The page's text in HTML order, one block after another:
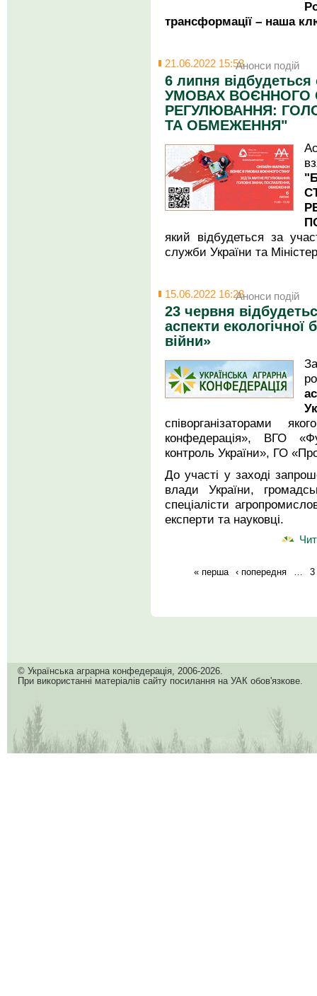
трансформації – наша
21.06.2022 15:53Анонси подій
6 липня
УМОВАХ ВОЄННОГО
РЕГУЛЮВАННЯ:
ТА ОБМЕЖЕННЯ"
який відбудеться за
служби України та
15.06.2022 16:28Анонси подій
23 червня
аспекти екологічної
війни»
співорганізаторами
конфедерація», ВГО
контроль України», ГО
До участі у заході
влади України,
спеціалісти
експерти та науковці.
« перша ‹ попередня … 3
© Українська аграрна конфедерація, 2006-2026.
При використанні матеріалів сайту посилання на УАК обов'язкове.